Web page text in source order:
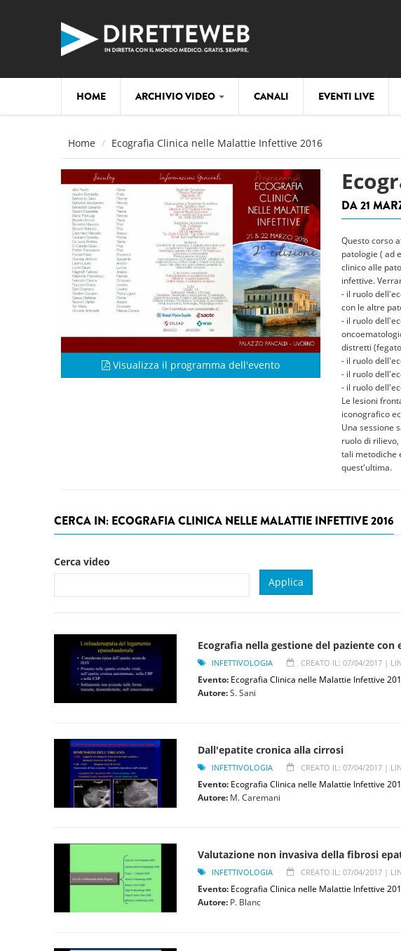
HOME ARCHIVIO VIDEO CANALI EVENTI LIVE
Home Ecografia Clinica nelle Malattie Infettive 2016
Visualizza il programma dell'evento
DA 21
Questo corso
patologie ( ad
clinico alle
infettive.
- il ruolo
con le altre
- il ruolo
distretti
- il ruolo
- il ruolo
- il ruolo
Le lesioni
iconografico
Una sessione
ruolo di
tali metodiche
quest'ultima.
CERCA IN: ECOGRAFIA CLINICA NELLE MALATTIE INFETTIVE 2016
Cerca video
Ecografia nella gestione del paziente con
INFETTIVOLOGIA CREATO IL: 07/04/2017 |
Evento: Ecografia Clinica nelle Malattie Infettive
Autore:S. Sani
Dall'epatite cronica alla cirrosi
INFETTIVOLOGIA CREATO IL: 07/04/2017 |
Evento: Ecografia Clinica nelle Malattie Infettive
Autore: M. Caremani
Valutazione non invasiva della fibrosi
INFETTIVOLOGIA CREATO IL: 07/04/2017 |
Evento: Ecografia Clinica nelle Malattie Infettive
Autore: P. Blanc